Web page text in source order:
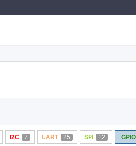
I2C 7 UART 25 SPI 12 GPIO